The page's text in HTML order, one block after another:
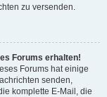
zu versenden.
Forums erhalten!
Forums hat einige
senden,
komplette E-Mail, die